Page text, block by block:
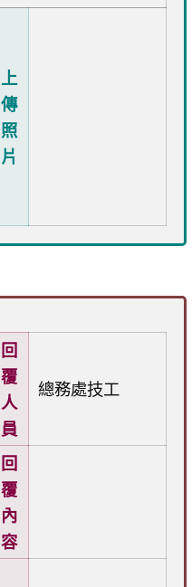
上
傳
照
片
回
覆
人
員
總務處技工
回
覆
內
容